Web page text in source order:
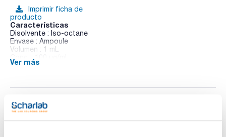
Imprimir ficha de
producto
Características
Disolvente : Iso-octane
Envase : Ampoule
Volumen : 1 mL
CAS : [41411-64-7]
Ver más
Documentación técnica